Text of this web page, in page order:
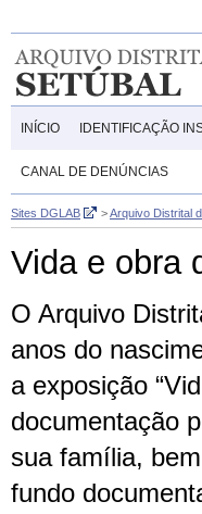
INÍCIO IDENTIFICAÇÃO
CANAL DE DENÚNCIAS
Sites DGLAB >Arquivo Distrital
Vida e obra
O Arquivo
anos do
a exposição
documentação
sua família,
fundo